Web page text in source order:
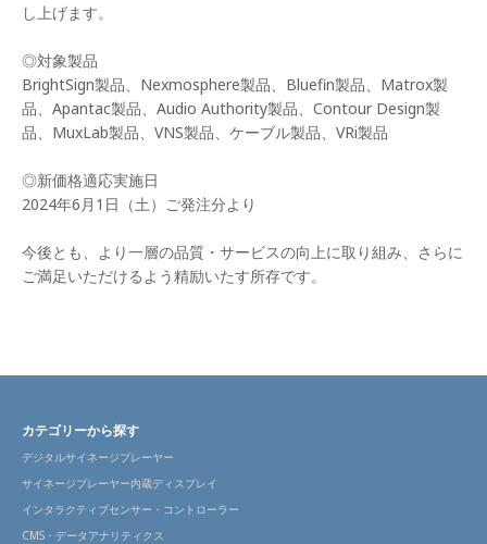
し上げます。
◎対象製品
BrightSign製品、Nexmosphere製品、Bluefin製品、Matrox製
品、Apantac製品、Audio Authority製品、Contour Design製
品、MuxLab製品、VNS製品、ケーブル製品、VRi製品
◎新価格適応実施日
2024年6月1日（土）ご発注分より
今後とも、より一層の品質・サービスの向上に取り組み、さらに
ご満足いただけるよう精励いたす所存です。
カテゴリーから探す
デジタルサイネージプレーヤー
サイネージプレーヤー内蔵ディスプレイ
インタラクティブセンサー・コントローラー
CMS・データアナリティクス